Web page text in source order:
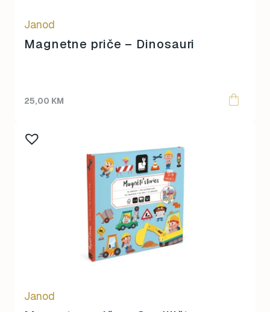
Janod
Magnetne priče – Dinosauri
25,00 KM
Janod